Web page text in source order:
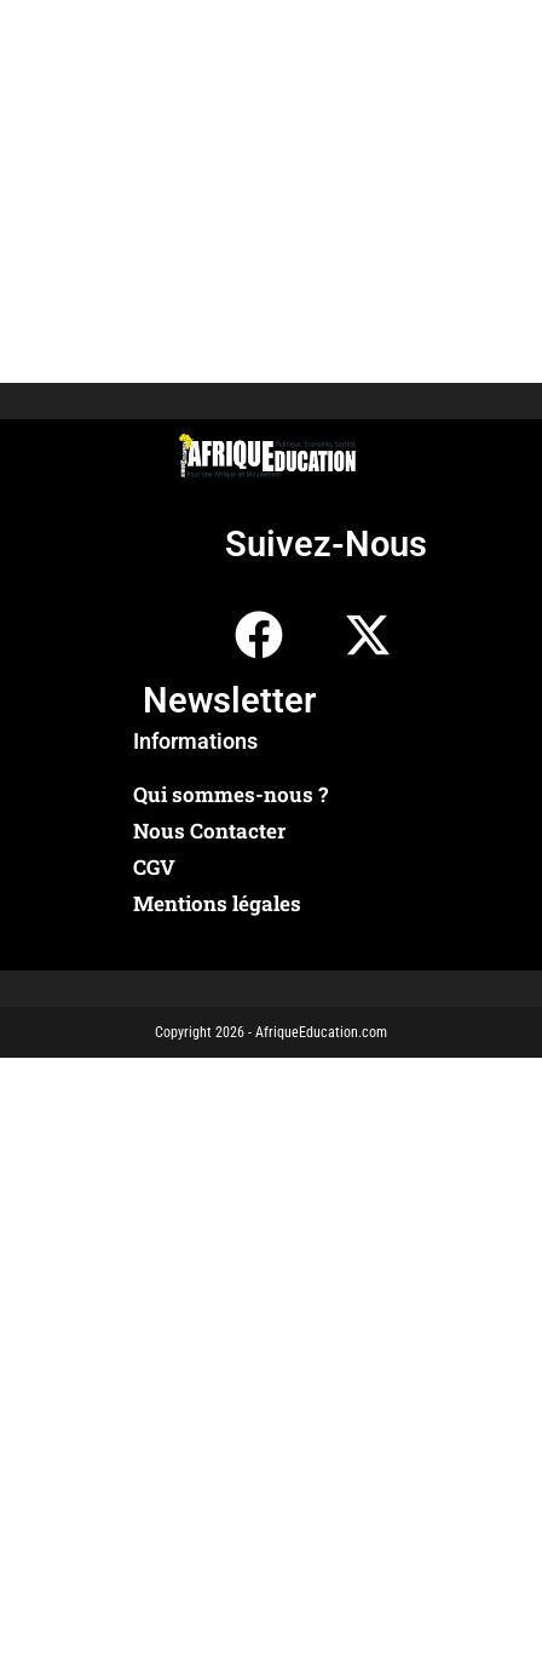
Suivez-Nous
Newsletter
Informations
Qui sommes-nous ?
Nous Contacter
CGV
Mentions légales
Copyright 2026 - AfriqueEducation.com